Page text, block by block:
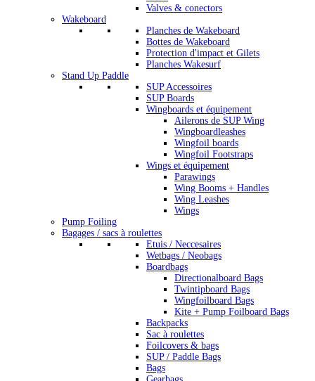
Valves & conectors
Wakeboard
Planches de Wakeboard
Bottes de Wakeboard
Protection d'impact et Gilets
Planches Wakesurf
Stand Up Paddle
SUP Accessoires
SUP Boards
Wingboards et équipement
Ailerons de SUP Wing
Wingboardleashes
Wingfoil boards
Wingfoil Footstraps
Wings et équipement
Parawings
Wing Booms + Handles
Wing Leashes
Wings
Pump Foiling
Bagages / sacs à roulettes
Etuis / Neccesaires
Wetbags / Neobags
Boardbags
Directionalboard Bags
Twintipboard Bags
Wingfoilboard Bags
Kite + Pump Foilboard Bags
Backpacks
Sac à roulettes
Foilcovers & bags
SUP / Paddle Bags
Bags